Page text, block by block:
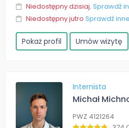
Niedostępny dzisiaj. Sprawdź
Niedostępny jutro Sprawdź
Pokaż profil Umów wizytę
Internista
Michał
PWZ 4121264